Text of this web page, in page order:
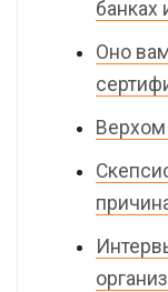
банках
Оно
Верхом